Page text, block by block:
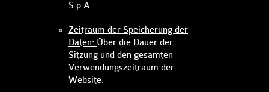
S.p.A.
Zeitraum der Speicherung der
Daten: Über die Dauer der
Sitzung und den gesamten
Verwendungszeitraum der
Website.